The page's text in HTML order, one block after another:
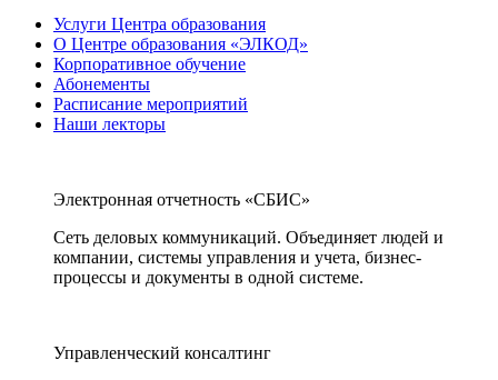
Услуги Центра образования
О Центре образования «ЭЛКОД»
Корпоративное обучение
Абонементы
Расписание мероприятий
Наши лекторы
Электронная отчетность «СБИС»
Сеть деловых коммуникаций. Объединяет людей и
компании, системы управления и учета, бизнес-
процессы и документы в одной системе.
Управленческий консалтинг